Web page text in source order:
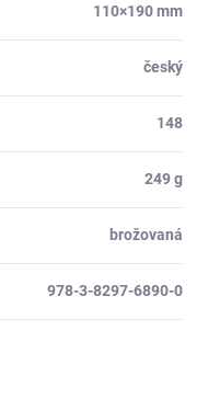
110×190 mm
český
148
249 g
brožovaná
978-3-8297-6890-0